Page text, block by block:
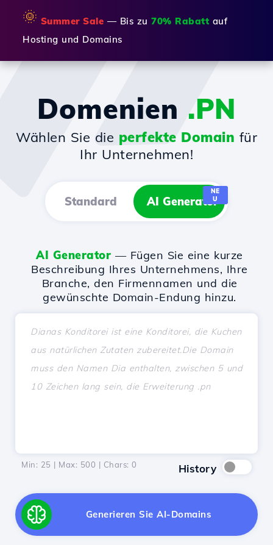
🌞 Summer Sale — Bis zu 70% Rabatt auf
Hosting und Domains
Domenien .PN
Wählen Sie die perfekte Domain für
Ihr Unternehmen!
Standard AI Generator
NE
U
AI Generator — Fügen Sie eine kurze
Beschreibung Ihres Unternehmens, Ihre
Branche, den Firmennamen und die
gewünschte Domain-Endung hinzu.
Min: 25 | Max: 500 | Chars: 0 History
Generieren Sie AI-Domains